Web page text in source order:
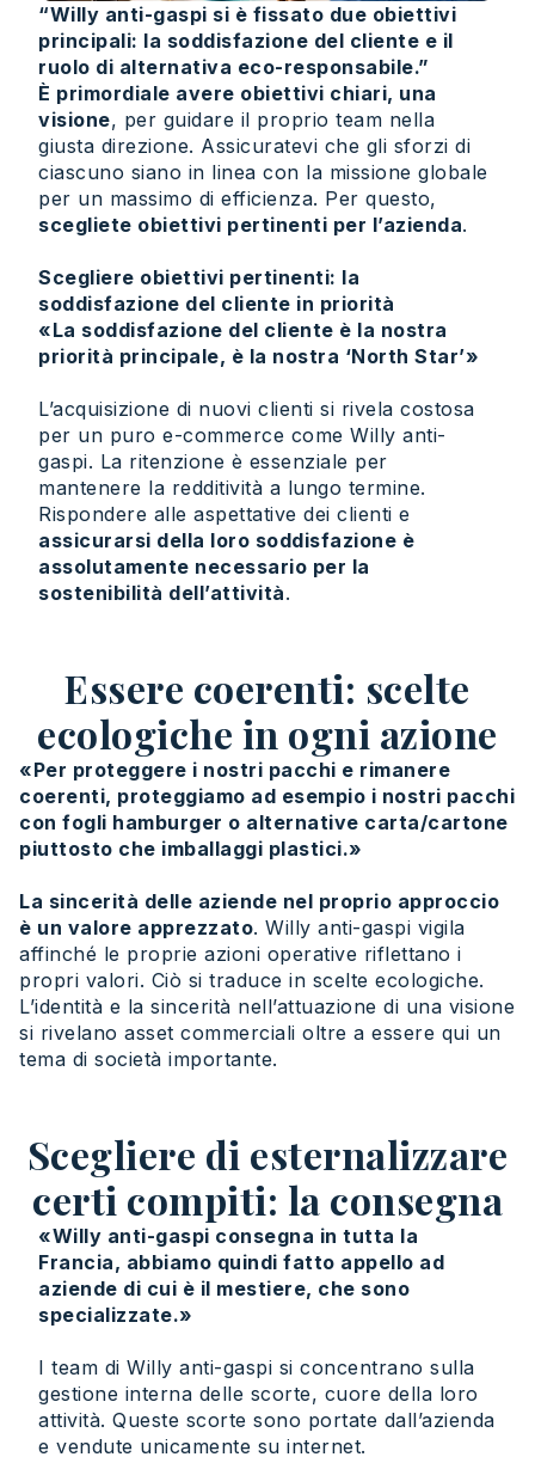
“Willy anti-gaspi si è fissato due obiettivi
principali: la soddisfazione del cliente e il
ruolo di alternativa eco-responsabile.”
È primordiale avere obiettivi chiari, una
visione, per guidare il proprio team nella
giusta direzione. Assicuratevi che gli sforzi di
ciascuno siano in linea con la missione globale
per un massimo di efficienza. Per questo,
scegliete obiettivi pertinenti per l’azienda.
Scegliere obiettivi pertinenti: la
soddisfazione del cliente in priorità
«La soddisfazione del cliente è la nostra
priorità principale, è la nostra ‘North Star’»
L’acquisizione di nuovi clienti si rivela costosa
per un puro e-commerce come Willy anti-
gaspi. La ritenzione è essenziale per
mantenere la redditività a lungo termine.
Rispondere alle aspettative dei clienti e
assicurarsi della loro soddisfazione è
assolutamente necessario per la
sostenibilità dell’attività.
Essere coerenti: scelte
ecologiche in ogni azione
«Per proteggere i nostri pacchi e rimanere
coerenti, proteggiamo ad esempio i nostri pacchi
con fogli hamburger o alternative carta/cartone
piuttosto che imballaggi plastici.»
La sincerità delle aziende nel proprio approccio
è un valore apprezzato. Willy anti-gaspi vigila
affinché le proprie azioni operative riflettano i
propri valori. Ciò si traduce in scelte ecologiche.
L’identità e la sincerità nell’attuazione di una visione
si rivelano asset commerciali oltre a essere qui un
tema di società importante.
Scegliere di esternalizzare
certi compiti: la consegna
«Willy anti-gaspi consegna in tutta la
Francia, abbiamo quindi fatto appello ad
aziende di cui è il mestiere, che sono
specializzate.»
I team di Willy anti-gaspi si concentrano sulla
gestione interna delle scorte, cuore della loro
attività. Queste scorte sono portate dall’azienda
e vendute unicamente su internet.